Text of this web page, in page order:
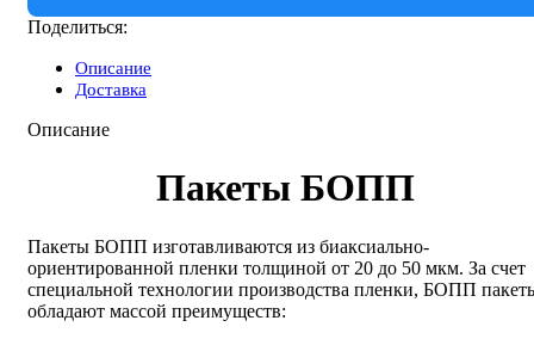
Поделиться:
Описание
Доставка
Описание
Пакеты БОПП
Пакеты БОПП изготавливаются из биаксиально-
ориентированной пленки толщиной от 20 до 50 мкм. За счет
специальной технологии производства пленки, БОПП
обладают массой преимуществ: